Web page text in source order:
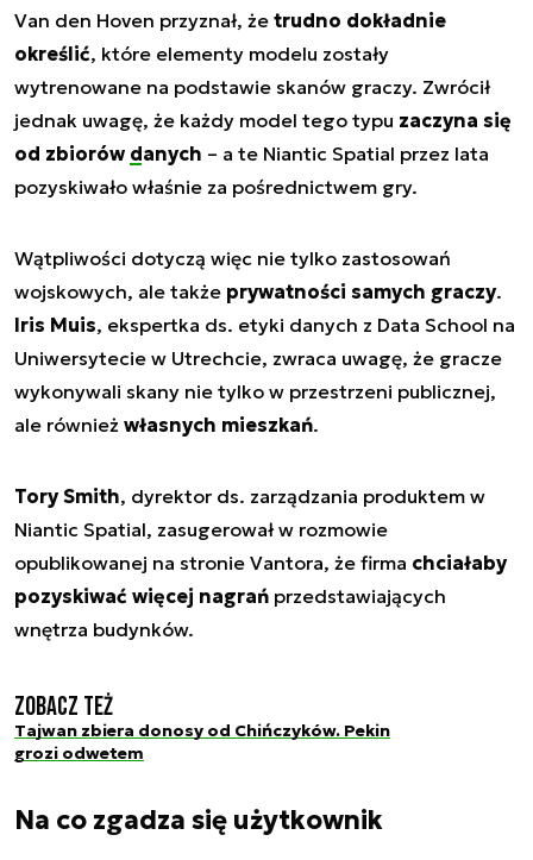
Van den Hoven przyznał, że trudno dokładnie
określić, które elementy modelu zostały
wytrenowane na podstawie skanów graczy. Zwrócił
jednak uwagę, że każdy model tego typu zaczyna się
od zbiorów danych – a te Niantic Spatial przez lata
pozyskiwało właśnie za pośrednictwem gry.
Wątpliwości dotyczą więc nie tylko zastosowań
wojskowych, ale także prywatności samych graczy.
Iris Muis, ekspertka ds. etyki danych z Data School na
Uniwersytecie w Utrechcie, zwraca uwagę, że gracze
wykonywali skany nie tylko w przestrzeni publicznej,
ale również własnych mieszkań.
Tory Smith, dyrektor ds. zarządzania produktem w
Niantic Spatial, zasugerował w rozmowie
opublikowanej na stronie Vantora, że firma chciałaby
pozyskiwać więcej nagrań przedstawiających
wnętrza budynków.
Zobacz też
Tajwan zbiera donosy od Chińczyków. Pekin
grozi odwetem
Na co zgadza się użytkownik